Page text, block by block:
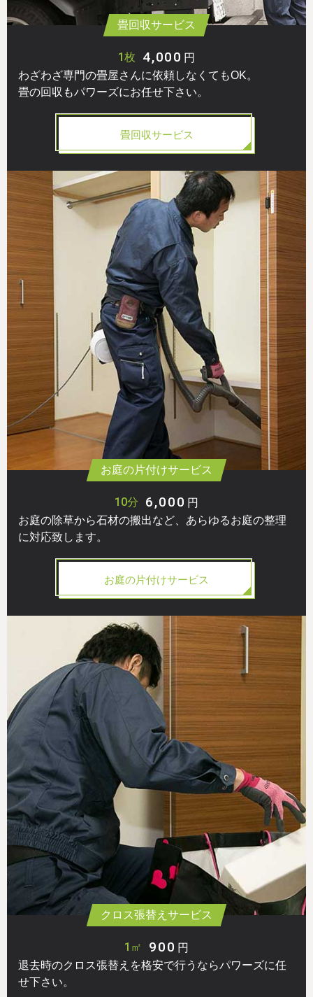
畳回収サービス
1枚 4,000 円
わざわざ専門の畳屋さんに依頼しなくてもOK。
畳の回収もパワーズにお任せ下さい。
畳回収サービス
お庭の片付けサービス
10分 6,000 円
お庭の除草から石材の搬出など、あらゆるお庭の整理
に対応致します。
お庭の片付けサービス
クロス張替えサービス
1㎡ 900 円
退去時のクロス張替えを格安で行うならパワーズに任
せ下さい。